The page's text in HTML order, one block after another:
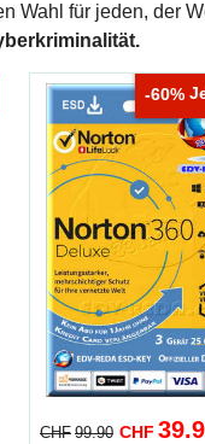
Wahl für jeden, der
-60%
CHF 99.90 CHF